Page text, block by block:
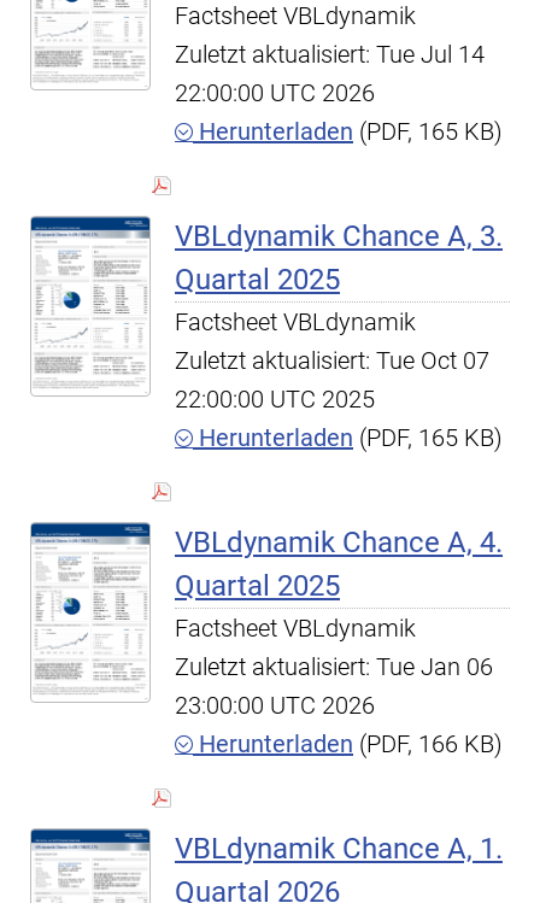
Factsheet VBLdynamik
Zuletzt aktualisiert: Tue Jul 14
22:00:00 UTC 2026
Herunterladen (PDF, 165 KB)
VBLdynamik Chance A, 3.
Quartal 2025
Factsheet VBLdynamik
Zuletzt aktualisiert: Tue Oct 07
22:00:00 UTC 2025
Herunterladen (PDF, 165 KB)
VBLdynamik Chance A, 4.
Quartal 2025
Factsheet VBLdynamik
Zuletzt aktualisiert: Tue Jan 06
23:00:00 UTC 2026
Herunterladen (PDF, 166 KB)
VBLdynamik Chance A, 1.
Quartal 2026